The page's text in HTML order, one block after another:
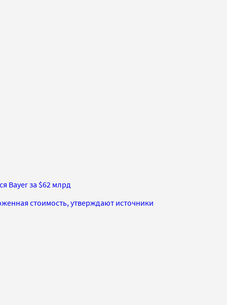
Bayer за $62 млрд
стоимость, утверждают источники